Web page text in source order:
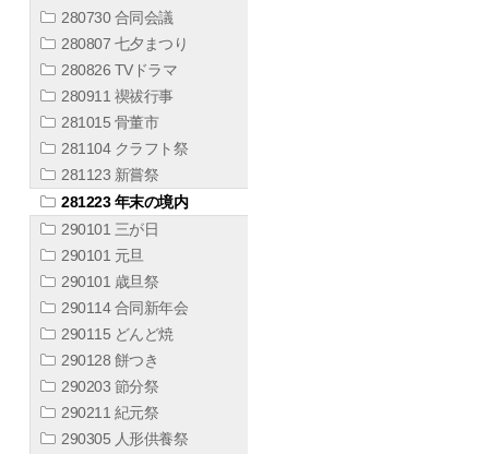
280730 合同会議
280807 七夕まつり
280826 TVドラマ
280911 禊祓行事
281015 骨董市
281104 クラフト祭
281123 新嘗祭
281223 年末の境内
290101 三が日
290101 元旦
290101 歳旦祭
290114 合同新年会
290115 どんど焼
290128 餅つき
290203 節分祭
290211 紀元祭
290305 人形供養祭